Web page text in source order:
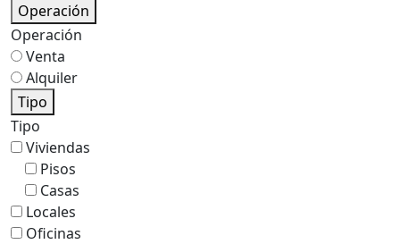
Operación
Operación
Venta
Alquiler
Tipo
Tipo
Viviendas
Pisos
Casas
Locales
Oficinas